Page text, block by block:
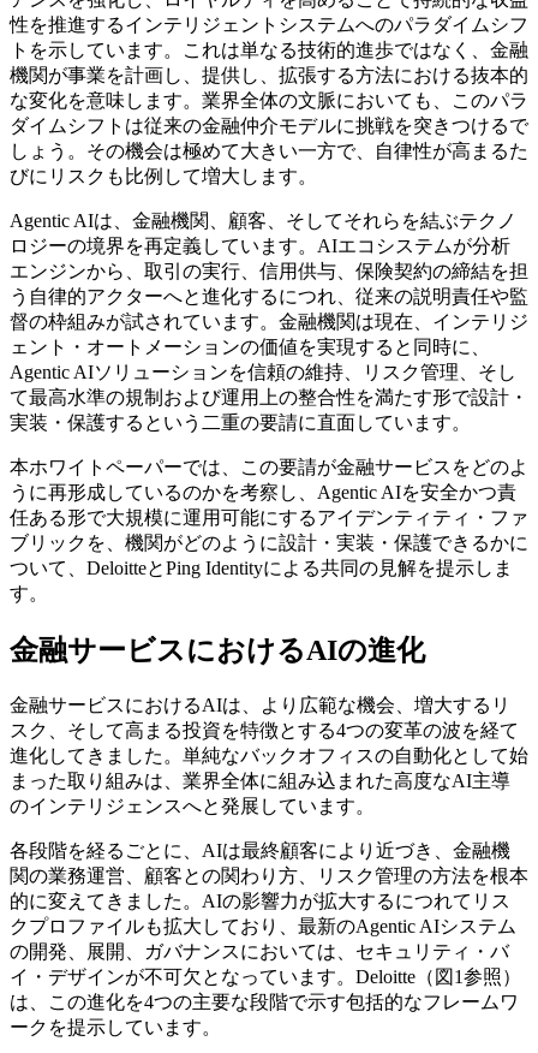
性を推進するインテリジェントシステムへのパラダイムシフ
トを示しています。これは単なる技術的進歩ではなく、金融
機関が事業を計画し、提供し、拡張する方法における抜本的
な変化を意味します。業界全体の文脈においても、このパラ
ダイムシフトは従来の金融仲介モデルに挑戦を突きつけるで
しょう。その機会は極めて大きい一方で、自律性が高まるた
びにリスクも比例して増大します。
Agentic AIは、金融機関、顧客、そしてそれらを結ぶテクノ
ロジーの境界を再定義しています。AIエコシステムが分析
エンジンから、取引の実行、信用供与、保険契約の締結を担
う自律的アクターへと進化するにつれ、従来の説明責任や監
督の枠組みが試されています。金融機関は現在、インテリジ
ェント・オートメーションの価値を実現すると同時に、
Agentic AIソリューションを信頼の維持、リスク管理、そし
て最高水準の規制および運用上の整合性を満たす形で設計・
実装・保護するという二重の要請に直面しています。
本ホワイトペーパーでは、この要請が金融サービスをどのよ
うに再形成しているのかを考察し、Agentic AIを安全かつ責
任ある形で大規模に運用可能にするアイデンティティ・ファ
ブリックを、機関がどのように設計・実装・保護できるかに
ついて、DeloitteとPing Identityによる共同の見解を提示しま
す。
金融サービスにおけるAIの進化
金融サービスにおけるAIは、より広範な機会、増大するリ
スク、そして高まる投資を特徴とする4つの変革の波を経て
進化してきました。単純なバックオフィスの自動化として始
まった取り組みは、業界全体に組み込まれた高度なAI主導
のインテリジェンスへと発展しています。
各段階を経るごとに、AIは最終顧客により近づき、金融機
関の業務運営、顧客との関わり方、リスク管理の方法を根本
的に変えてきました。AIの影響力が拡大するにつれてリス
クプロファイルも拡大しており、最新のAgentic AIシステム
の開発、展開、ガバナンスにおいては、セキュリティ・バ
イ・デザインが不可欠となっています。Deloitte（図1参照）
は、この進化を4つの主要な段階で示す包括的なフレームワ
ークを提示しています。